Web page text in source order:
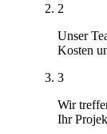
2
Unser
Kosten
3
Wir
Ihr